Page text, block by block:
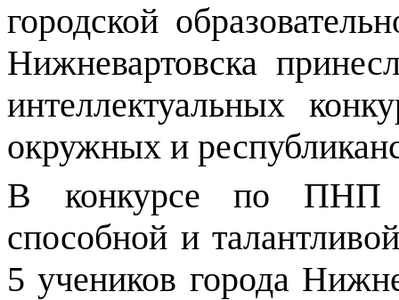
городской
Нижневартовска
интеллектуальных
окружных и
В конкурсе по ПНП
способной и
5 учеников города